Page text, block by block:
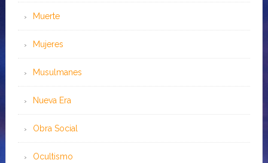
Muerte
Mujeres
Musulmanes
Nueva Era
Obra Social
Ocultismo